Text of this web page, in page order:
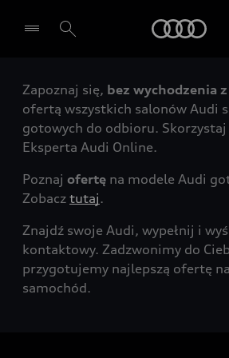
Wybierz Twojego Partnera
Zapoznaj się, bez wychodzenia
ofertą wszystkich salonów Audi
gotowych do odbioru.
Eksperta Audi Online.
Poznaj ofertę na modele Audi
Zobacz tutaj.
Znajdź swoje Audi, wypełnij i
kontaktowy. Zadzwonimy do
przygotujemy najlepszą ofertę
samochód.